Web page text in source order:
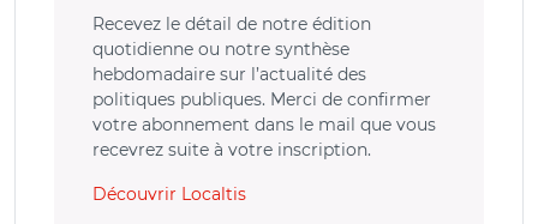
Recevez le détail de notre édition
quotidienne ou notre synthèse
hebdomadaire sur l’actualité des
politiques publiques. Merci de confirmer
votre abonnement dans le mail que vous
recevrez suite à votre inscription.
Découvrir Localtis